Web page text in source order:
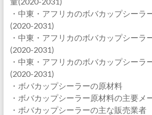
・中東・アフリカのボバカップシーラ
(2020-2031)
・中東・アフリカのボバカップシーラ
(2020-2031)
・中東・アフリカのボバカップシーラ
(2020-2031)
・ボバカップシーラーの原材料
・ボバカップシーラー原材料の主要メ
・ボバカップシーラーの主な販売業者